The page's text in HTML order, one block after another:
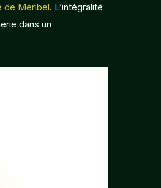
de Méribel. L’intégralité
dans un